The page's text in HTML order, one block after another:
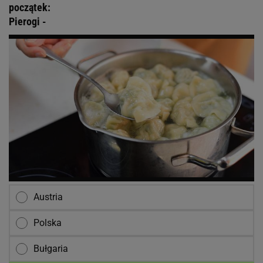
początek:
Pierogi -
Austria
Polska
Bułgaria